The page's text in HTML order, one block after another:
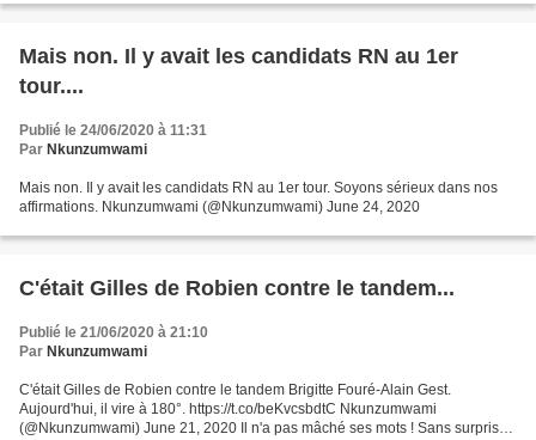
Mais non. Il y avait les candidats RN au 1er
tour....
Publié le 24/06/2020 à 11:31
Par Nkunzumwami
Mais non. Il y avait les candidats RN au 1er tour. Soyons sérieux dans nos
affirmations. Nkunzumwami (@Nkunzumwami) June 24, 2020
C'était Gilles de Robien contre le tandem...
Publié le 21/06/2020 à 21:10
Par Nkunzumwami
C'était Gilles de Robien contre le tandem Brigitte Fouré-Alain Gest.
Aujourd'hui, il vire à 180°. https://t.co/beKvcsbdtC Nkunzumwami
(@Nkunzumwami) June 21, 2020 Il n'a pas mâché ses mots ! Sans surprise,